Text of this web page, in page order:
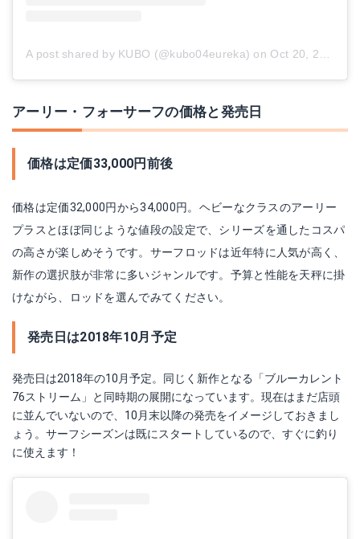
A post shared by KUBO (@kubo04eureka) on Oct 20, 2018 at 5:24pm PDT
アーリー・フォーサーフの価格と発売日
価格は定価33,000円前後
価格は定価32,000円から34,000円。ヘビーなクラスのアーリー
プラスとほぼ同じような値段の設定で、シリーズを通したコスパ
の高さが楽しめそうです。サーフロッドは近年特に人気が高く、
新作の選択肢が非常に多いジャンルです。予算と性能を天秤に掛
けながら、ロッドを選んでみてください。
発売日は2018年10月予定
発売日は2018年の10月予定。同じく新作となる「ブルーカレント
76ストリーム」と同時期の展開になっています。現在はまだ店頭
に並んでいないので、10月末以降の発売をイメージしておきまし
ょう。サーフシーズンは既にスタートしているので、すぐに釣り
に使えます！